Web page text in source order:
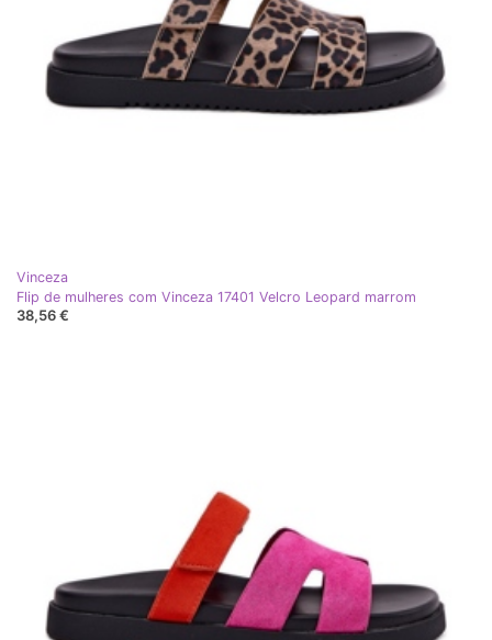
Vinceza
Flip de mulheres com Vinceza 17401 Velcro Leopard marrom
38,56 €